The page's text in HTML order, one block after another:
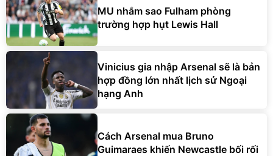
MU nhắm sao Fulham phòng
trường hợp hụt Lewis Hall
Vinicius gia nhập Arsenal sẽ là bản
hợp đồng lớn nhất lịch sử Ngoại
hạng Anh
Cách Arsenal mua Bruno
Guimaraes khiến Newcastle bối rối